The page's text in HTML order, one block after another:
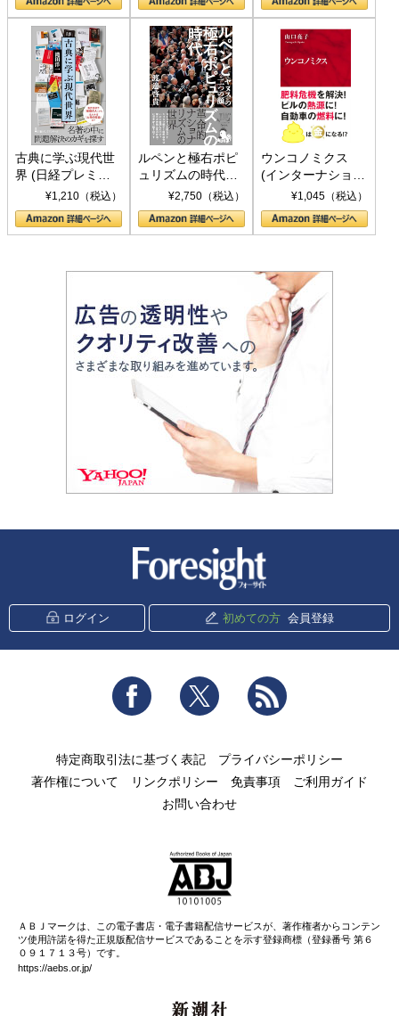
書)
古典に学ぶ現代世
界 (日経プレミア
シリーズ)¥1,210（税込）
ルペンと極右ポピ
ュリズムの時代：
〈ヤヌス〉の二つ
の顔
¥2,750（税込）
ウンコノミクス
(インターナショナ
ル新書)¥1,045（税込）
ログイン 初めての方 会員登録
Facebook Twitter
特定商取引法に基づく表記
プライバシーポリシー
著作権について
リンクポリシー 免責事項
ご利用ガイド
お問い合わせ
ＡＢＪマークは、この電子書店・電子書籍配信サービスが、著作権者からコンテン
ツ使用許諾を得た正規版配信サービスであることを示す登録商標（登録番号 第６
０９１７１３号）です。
https://aebs.or.jp/